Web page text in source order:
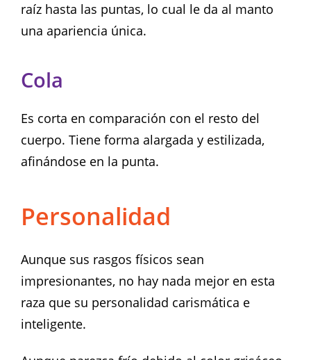
raíz hasta las puntas, lo cual le da al manto
una apariencia única.
Cola
Es corta en comparación con el resto del
cuerpo. Tiene forma alargada y estilizada,
afinándose en la punta.
Personalidad
Aunque sus rasgos físicos sean
impresionantes, no hay nada mejor en esta
raza que su personalidad carismática e
inteligente.